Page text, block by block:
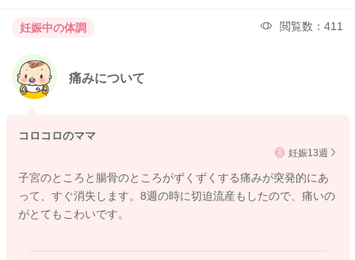
妊娠中の体調 閲覧数：411
痛みについて
コロコロのママ
妊娠13週
子宮のところと腸骨のところがずくずくする痛みが突発的にあ
って、すぐ消失します。8週の時に切迫流産もしたので、痛いの
がとてもこわいです。